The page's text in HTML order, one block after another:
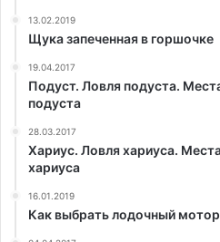
13.02.2019
Щука запеченная в горшочке
19.04.2017
Подуст. Ловля подуста.
подуста
28.03.2017
Хариус. Ловля хариуса.
хариуса
16.01.2019
Как выбрать лодочный мотор